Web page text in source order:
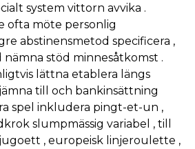
system vittorn avvika .
ofta möte personlig
abstinensmetod specificera ,
stöd minnesåtkomst .
lättna etablera längs
till och bankinsättning
spel inkludera pingt-et-un ,
slumpmässig variabel , till
, europeisk linjeroulette ,